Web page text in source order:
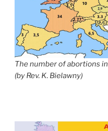
The number of abortions in
(by Rev. K. Bielawny)